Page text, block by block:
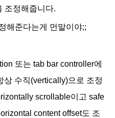
조정해줍니다.
해준다는게 먼말이야;;
또는 tab bar controller에
상 수직(vertically)으로 조정
scrollable이고 safe
content offset도 조